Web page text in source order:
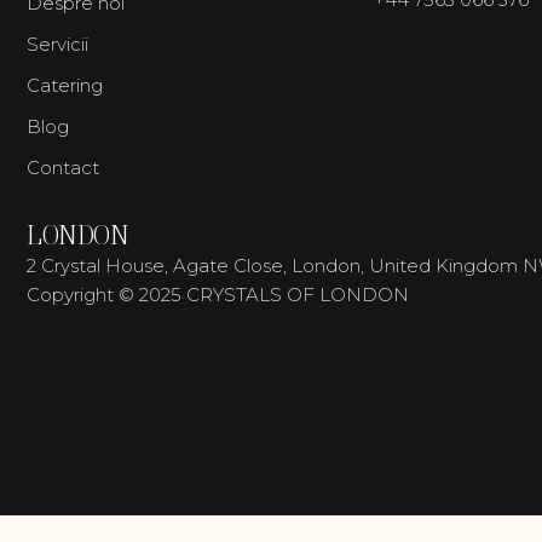
Servicii
Catering
Blog
Contact
LONDON
2 Crystal House, Agate Close, London, United Kingdom
Copyright © 2025 CRYSTALS OF LONDON